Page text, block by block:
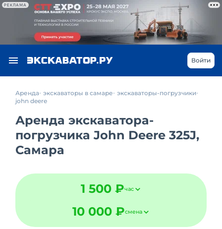
РЕКЛАМА
Войти
Аренда экскаваторы в самаре экскаваторы-погрузчики
john deere
Аренда экскаватора-
погрузчика John Deere 325J,
Самара
1 500 ₽час
10 000 ₽смена